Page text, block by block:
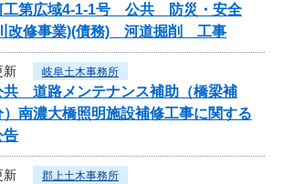
工第広域4-1-1号 公共 防災・安全
改修事業)(債務) 河道掘削 工事
新 岐阜土木事務所
共 道路メンテナンス補助（橋梁補
南濃大橋照明施設補修工事に関する
告
新 郡上土木事務所